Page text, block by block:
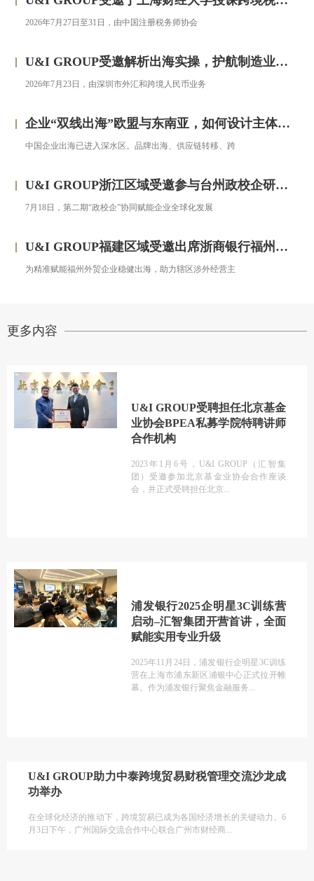
2026年7月27日至31日，由中国注册税务师协会
U&I GROUP受邀解析出海实操，护航制造业企业汇率风险管理
2026年7月23日，由深圳市外汇和跨境人民币业务
企业“双线出海”欧盟与东南亚，如何设计主体架构？——对话汇智集团
中国企业出海已进入深水区。品牌出海、供应链转移、跨
U&I GROUP浙江区域受邀参与台州政校企研修班，助力浙企搭建跨境投资合规框架
7月18日，第二期“政校企”协同赋能企业全球化发展
U&I GROUP福建区域受邀出席浙商银行福州分行跨境金融服务宣讲会圆满落幕
为精准赋能福州外贸企业稳健出海，助力辖区涉外经营主
更多内容
U&I GROUP受聘担任北京基金
业协会BPEA私募学院特聘讲师
合作机构
2023年1月6号，U&I GROUP（汇智集
团）受邀参加北京基金业协会合作座谈
会，并正式受聘担任北京
浦发银行2025企明星3C训练营
启动–汇智集团开营首讲，全面
赋能实用专业升级
2025年11月24日，浦发银行企明星3C训练
营在上海市浦东新区浦银中心正式拉开帷
幕。作为浦发银行聚焦金融服务
U&I GROUP助力中泰跨境贸易财税管理交流沙龙成
功举办
在全球化经济的推动下，跨境贸易已成为各国经济增长的关键动力。6
月3日下午，广州国际交流合作中心联合广州市财经商